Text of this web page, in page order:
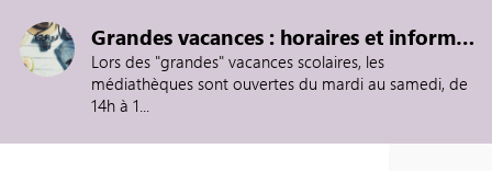
Grandes vacances : horaires et informations
Lors des "grandes" vacances scolaires, les
médiathèques sont ouvertes du mardi au samedi, de
14h à 1...